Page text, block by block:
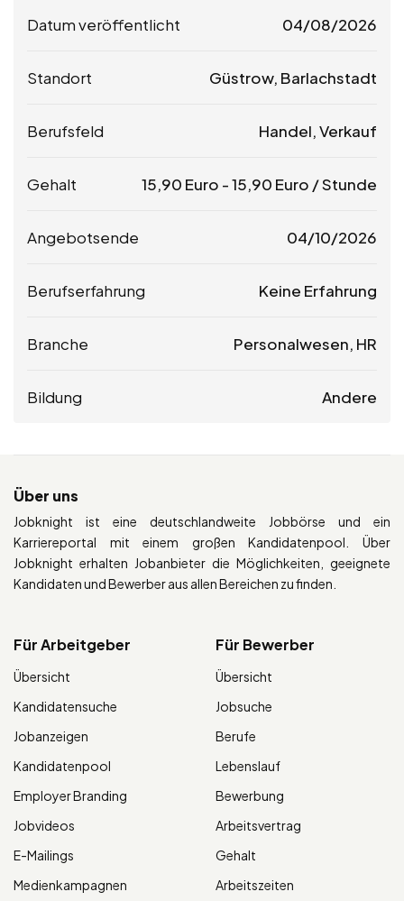
Datum veröffentlicht 04/08/2026
Standort Güstrow, Barlachstadt
Berufsfeld Handel, Verkauf
Gehalt 15,90 Euro -15,90 Euro / Stunde
Angebotsende 04/10/2026
Berufserfahrung Keine Erfahrung
Branche Personalwesen, HR
Bildung Andere
Über uns
Jobknight ist eine deutschlandweite Jobbörse und ein
Karriereportal mit einem großen Kandidatenpool. Über
Jobknight erhalten Jobanbieter die Möglichkeiten, geeignete
Kandidaten und Bewerber aus allen Bereichen zu finden.
Für Arbeitgeber
Übersicht
Kandidatensuche
Jobanzeigen
Kandidatenpool
Employer Branding
Jobvideos
E-Mailings
Medienkampagnen
Für Bewerber
Übersicht
Jobsuche
Berufe
Lebenslauf
Bewerbung
Arbeitsvertrag
Gehalt
Arbeitszeiten